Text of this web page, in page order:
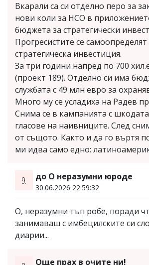
Вкарали са си отделно перо за
нови коли за НСО в
бюджета за стратегически
Прогресистите се самоопределят
стратегическа инвестиция.
За три години напред по 700
(проект 189). Отделно си има
службата с 49 млн евро за
Много му се усладиха на Радев
Снима се в кампанията с
гласове на наивниците. След
от същото. Както и да го въртя
ми идва само едно:
9. до О неразумни юроде
30.06.2026 22:59:32
О, неразумни тъп робе, поради
занимаваш с имбецилските си
диарии...
Още прах в очите ни!